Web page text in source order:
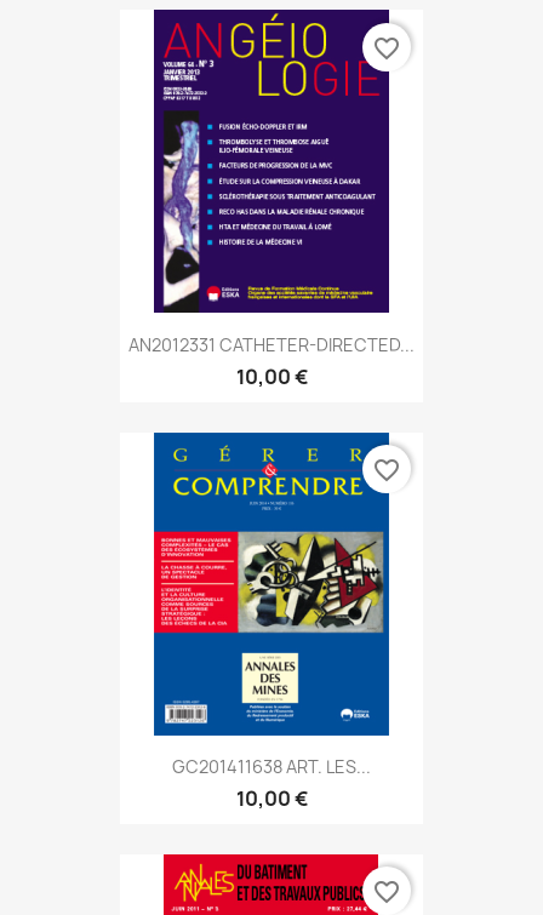
AN2012331 CATHETER-DIRECTED...
10,00 €
favorite_border
GC201411638 ART. LES...
10,00 €
favorite_border
favorite_border